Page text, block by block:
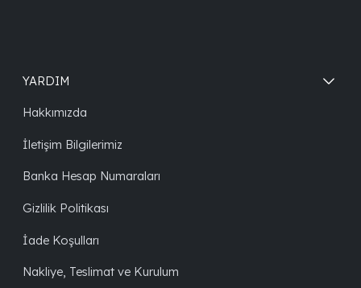
YARDIM
Hakkımızda
İletişim Bilgilerimiz
Banka Hesap Numaraları
Gizlilik Politikası
İade Koşulları
Nakliye, Teslimat ve Kurulum